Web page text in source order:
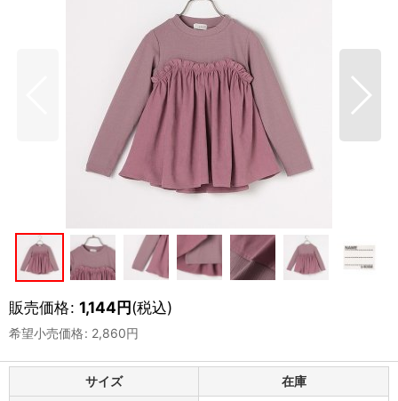
販売価格: 1,144円(税込)
希望小売価格: 2,860円
サイズ
在庫